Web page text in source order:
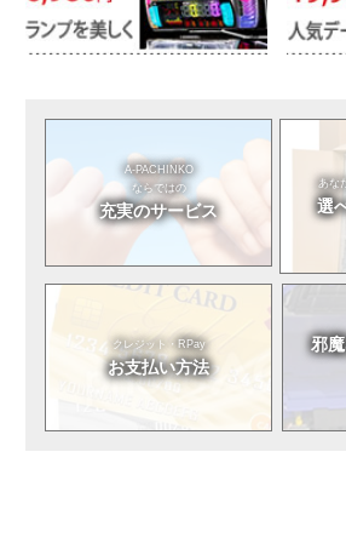
A-PACHINKO
ならではの
充実のサービス
あな
選
クレジット・RPay
お支払い方法
邪